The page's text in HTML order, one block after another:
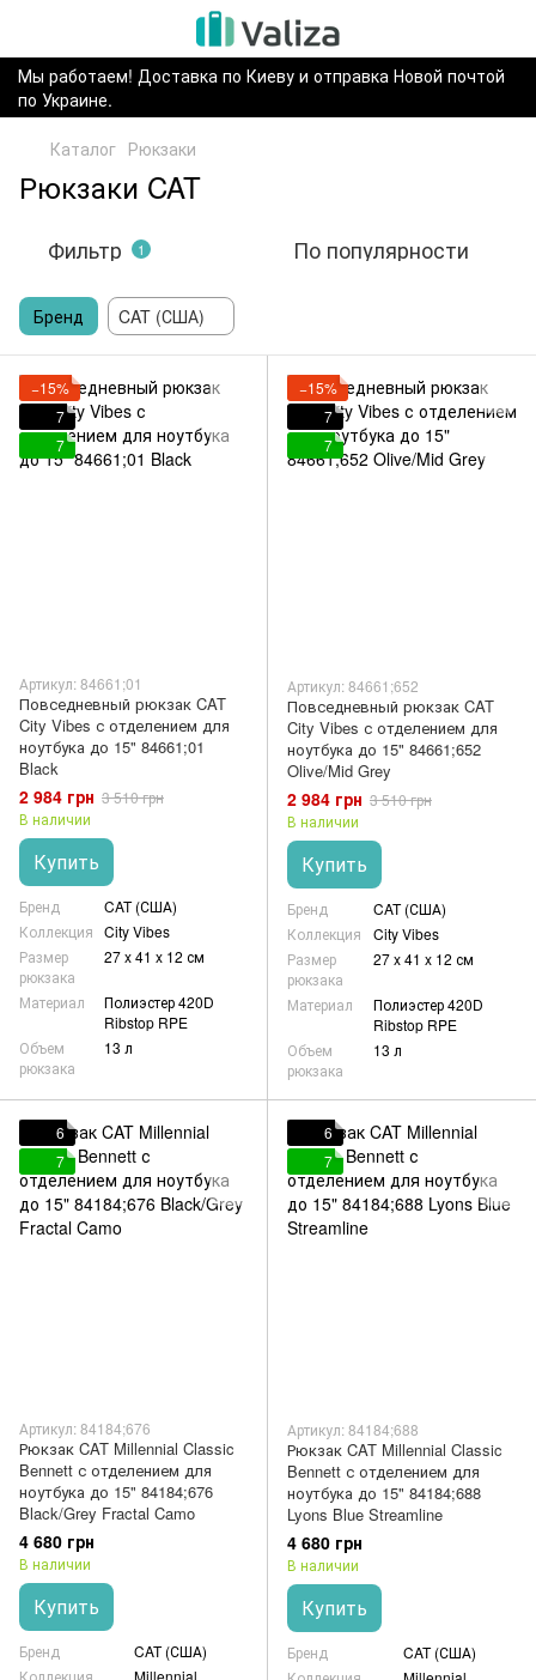
Мы работаем! Доставка по Киеву и отправка Новой почтой
по Украине.
Каталог Рюкзаки
Рюкзаки CAT
Фильтр 1 По популярности
Бренд CAT (США)
−15%
7
7
Артикул: 84661;01
Повседневный рюкзак CAT
City Vibes с отделением для
ноутбука до 15" 84661;01
Black
2 984 грн 3 510 грн
В наличии
Купить
Бренд
CAT (США)
Коллекция City Vibes
Размер
рюкзака
27 x 41 x 12 см
Материал
Полиэстер 420D
Ribstop RPE
Объем
рюкзака
13 л
−15%
7
7
Артикул: 84661;652
Повседневный рюкзак CAT
City Vibes с отделением для
ноутбука до 15" 84661;652
Olive/Mid Grey
2 984 грн 3 510 грн
В наличии
Купить
Бренд
CAT (США)
Коллекция
City Vibes
Размер
рюкзака
27 x 41 x 12 см
Материал
Полиэстер 420D
Ribstop RPE
Объем
рюкзака
13 л
6
7
Артикул: 84184;676
Рюкзак CAT Millennial Classic
Bennett с отделением для
ноутбука до 15" 84184;676
Black/Grey Fractal Camo
4 680 грн
В наличии
Купить
Бренд
CAT (США)
Коллекция
Millennial
6
7
Артикул: 84184;688
Рюкзак CAT Millennial Classic
Bennett с отделением для
ноутбука до 15" 84184;688
Lyons Blue Streamline
4 680 грн
В наличии
Купить
Бренд
CAT (США)